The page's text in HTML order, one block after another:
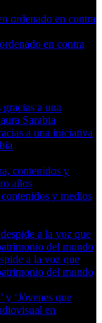
en contra
a una iniciativa
y medios
a la voz que
del mundo